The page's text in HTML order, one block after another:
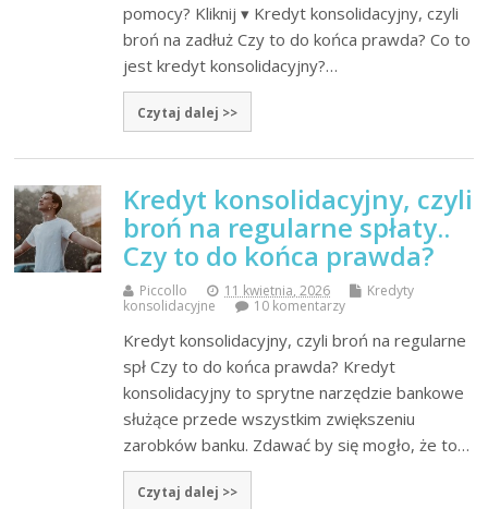
pomocy? Kliknij ▾ Kredyt konsolidacyjny, czyli
broń na zadłuż Czy to do końca prawda? Co to
jest kredyt konsolidacyjny?…
Czytaj dalej >>
Kredyt konsolidacyjny, czyli
broń na regularne spłaty..
Czy to do końca prawda?
Piccollo 11 kwietnia, 2026
Kredyty
konsolidacyjne
10 komentarzy
Kredyt konsolidacyjny, czyli broń na regularne
spł Czy to do końca prawda? Kredyt
konsolidacyjny to sprytne narzędzie bankowe
służące przede wszystkim zwiększeniu
zarobków banku. Zdawać by się mogło, że to…
Czytaj dalej >>